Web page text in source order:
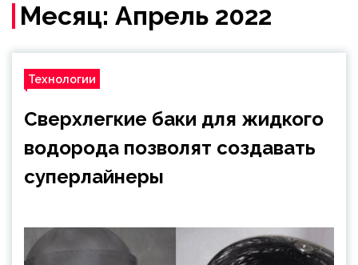
Месяц: Апрель 2022
Технологии
Сверхлегкие баки для жидкого
водорода позволят создавать
суперлайнеры